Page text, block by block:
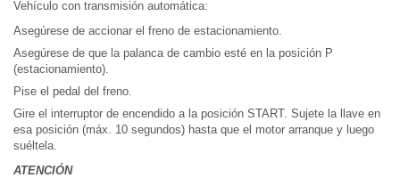
Vehículo con transmisión automática:
Asegúrese de accionar el freno de estacionamiento.
Asegúrese de que la palanca de cambio esté en la posición P
(estacionamiento).
Pise el pedal del freno.
Gire el interruptor de encendido a la posición START. Sujete la llave en
esa posición (máx. 10 segundos) hasta que el motor arranque y luego
suéltela.
ATENCIÓN